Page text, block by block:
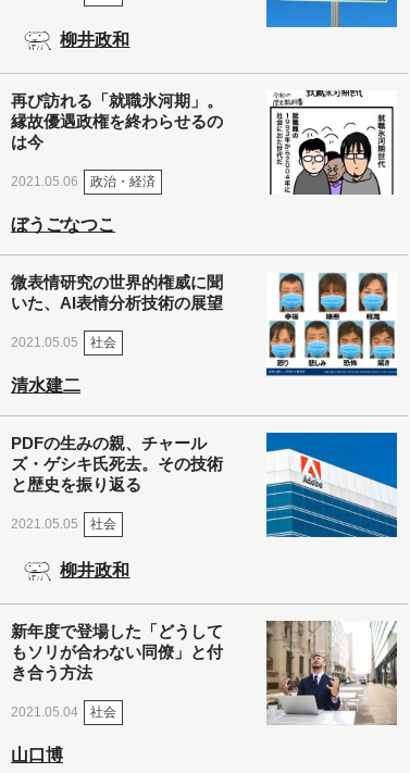
柳井政和
再び訪れる「就職氷河期」。
縁故優遇政権を終わらせるの
は今
2021.05.06 政治・経済
ぼうごなつこ
微表情研究の世界的権威に聞
いた、AI表情分析技術の展望
2021.05.05 社会
清水建二
PDFの生みの親、チャール
ズ・ゲシキ氏死去。その技術
と歴史を振り返る
2021.05.05 社会
柳井政和
新年度で登場した「どうして
もソリが合わない同僚」と付
き合う方法
2021.05.04 社会
山口博